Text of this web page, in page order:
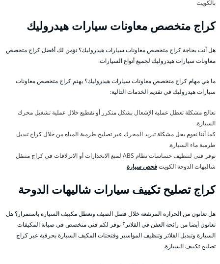
بالكويت
كراج متخصص معاونات سيارات هيدروليك
هل أنت بحاجة كراج متخصص معاونات سيارات هيدروليك؟ نؤمن لك أفضل كراج متخصص
معاونات سيارات هيدروليك لجميع أنواع السيارات.
ما هي مهام كراج متخصص معاونات سيارات هيدروليك؟ يهتم كراج متخصص معاونات
سيارات هيدروليك في تقديم الخدمات التالية:
نعالج مشكلة تعطل عملية الإشعال بشكل متكرر أو تقطيع خلال عملية تشغيل محرك
السيارة.
كما أننا نقوم بحل مشكلة تبريد المحرك عبر تصليح طرمبة المياه من خلال كراج تبديل
طرمبة ماء السيارة.
نوفر فني لتنظيف حساسات نظام ABS لمنع الانحدارات أو الانزلاقات في كراج متنقل
شاليهات الدوحة الكويتفحص سيارة.
كراج تصليح تكييف سيارات شاليهات الدوحة
هل تعانون من الحرارة المرتفعة خلال فصل الصيف وتعطل مكييف السيارة باستمرار؟ هل
تعانون أيضا من رائحة العفن في الفلاتر؟ نوفر لكم فني متخصص في صيانة المكيفات
السيارة وتبديل الفلاتر وتنظيف المواسير وفتحتات المكيف السيارة بحرفية عبر كراج
تصليح تكييف السيارة.